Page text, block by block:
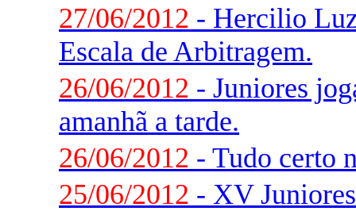
27/06/2012 - Hercilio
Escala de Arbitragem.
26/06/2012 - Juniores
amanhã a tarde.
26/06/2012 - Tudo certo
25/06/2012 - XV